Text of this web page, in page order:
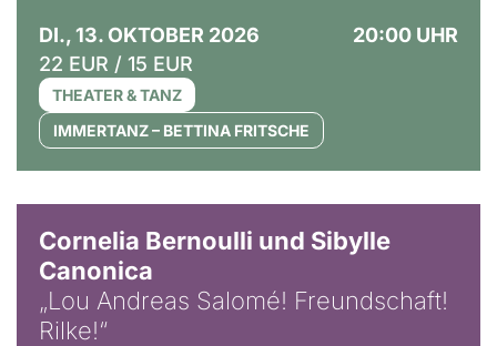
DI., 13. OKTOBER 2026
20:00 UHR
22 EUR / 15 EUR
THEATER & TANZ
IMMERTANZ – BETTINA FRITSCHE
Cornelia Bernoulli und Sibylle
Canonica
„Lou Andreas Salomé! Freundschaft!
Rilke!“